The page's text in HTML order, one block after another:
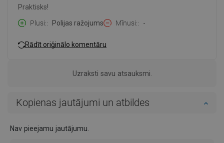
Praktisks!
Plusi:
Polijas ražojums Mīnusi: -
Rādīt oriģinālo komentāru
Uzraksti savu atsauksmi.
Kopienas jautājumi un atbildes
Nav pieejamu jautājumu.